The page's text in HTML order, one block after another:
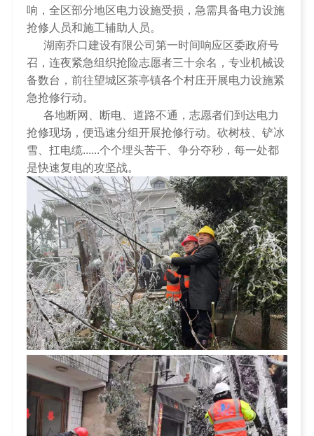
响，全区部分地区电力设施受损，急需具备电力设施
抢修人员和施工辅助人员。
湖南乔口建设有限公司第一时间响应区委政府号
召，连夜紧急组织抢险志愿者三十余名，专业机械设
备数台，前往望城区茶亭镇各个村庄开展电力设施紧
急抢修行动。
各地断网、断电、道路不通，志愿者们到达电力
抢修现场，便迅速分组开展抢修行动。砍树枝、铲冰
雪、扛电缆......个个埋头苦干、争分夺秒，每一处都
是快速复电的攻坚战。